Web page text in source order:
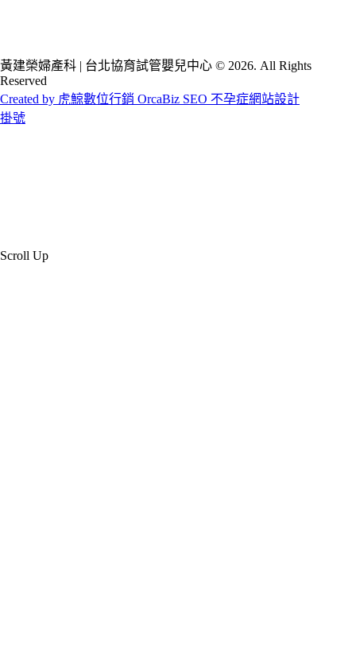
黃建榮婦產科 | 台北協育試管嬰兒中心 © 2026. All Rights
Reserved
Created by 虎鯨數位行銷 OrcaBiz SEO 不孕症網站設計
掛號
Scroll Up